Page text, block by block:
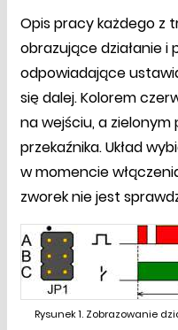
Opis pracy każdego z
obrazujące działanie i
odpowiadające
się dalej. Kolorem
na wejściu, a
przekaźnika. Układ
w momencie
zworek nie jest
Rysunek 1. Zobrazowanie